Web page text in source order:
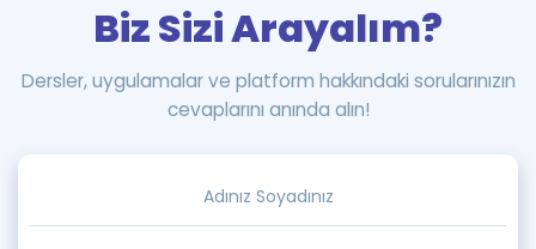
Biz Sizi Arayalım?
Dersler, uygulamalar ve platform hakkındaki sorularınızın
cevaplarını anında alın!